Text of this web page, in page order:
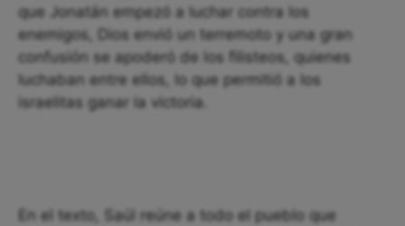
que Jonatán empezó a luchar contra los
enemigos, Dios envió un terremoto y una gran
confusión se apoderó de los filisteos, quienes
luchaban entre ellos, lo que permitió a los
israelitas ganar la victoria.
En el texto, Saúl reúne a todo el pueblo que